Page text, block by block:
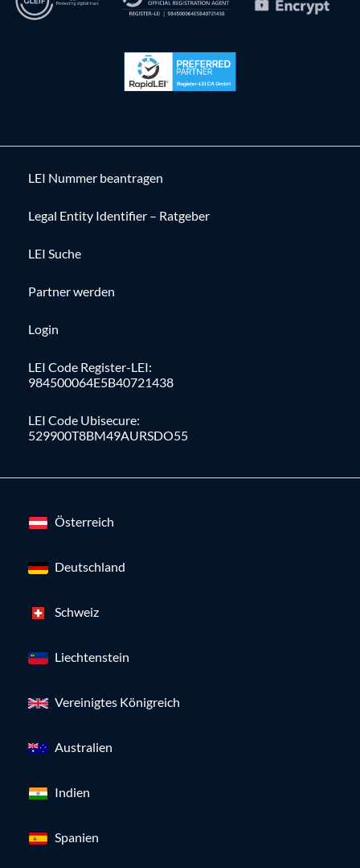
LEI Nummer beantragen
Legal Entity Identifier – Ratgeber
LEI Suche
Partner werden
Login
LEI Code Register-LEI:
984500064E5B40721438
LEI Code Ubisecure:
529900T8BM49AURSDO55
Österreich
Deutschland
Schweiz
Liechtenstein
Vereinigtes Königreich
Australien
Indien
Spanien